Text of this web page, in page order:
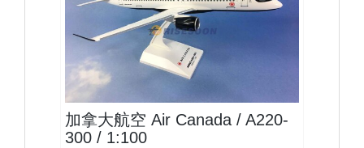
ACA10A223P01 $2300
加拿大航空 Air Canada / A220-
300 / 1:100